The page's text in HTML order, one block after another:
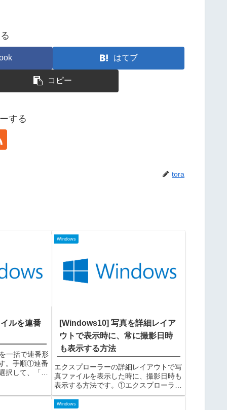
はてブ
コピー
する
tora
ルを連番
一括で連番形
。手順①連番
択して、「名
ける名称を入
Windows
[Windows10] 写真を詳細レイア
ウトで表示時に、常に撮影日時
も表示する方法
エクスプローラーの詳細レイアウトで写
真ファイルを表示した時に、撮影日時も
表示する方法です。①エクスプローラー
で画像の入ったフォルダを開き、表示を
「詳細」にする②タイトル部分を右クリ
Windows